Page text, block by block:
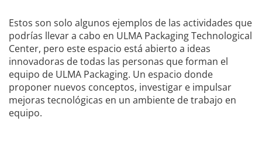
Estos son solo algunos ejemplos de las actividades que
podrías llevar a cabo en ULMA Packaging Technological
Center, pero este espacio está abierto a ideas
innovadoras de todas las personas que forman el
equipo de ULMA Packaging. Un espacio donde
proponer nuevos conceptos, investigar e impulsar
mejoras tecnológicas en un ambiente de trabajo en
equipo.